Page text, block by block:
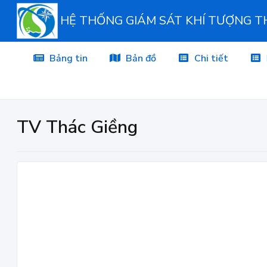
HỆ THỐNG GIÁM SÁT KHÍ TƯỢNG
Bảng tin Bản đồ Chi tiết
TV Thác Giềng